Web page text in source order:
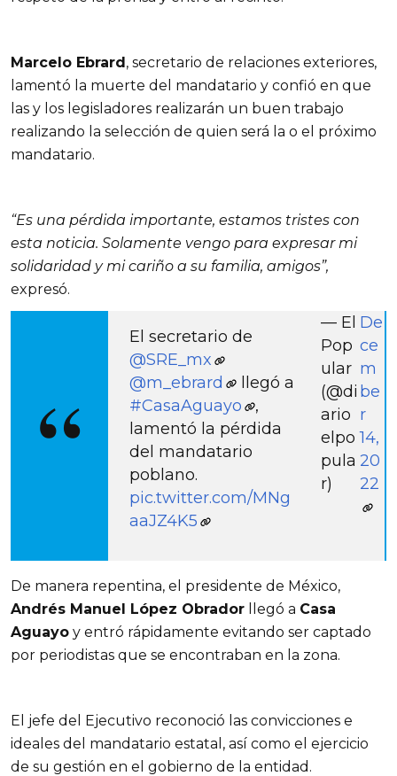
Marcelo Ebrard, secretario de relaciones exteriores,
lamentó la muerte del mandatario y confió en que
las y los legisladores realizarán un buen trabajo
realizando la selección de quien será la o el próximo
mandatario.
“Es una pérdida importante, estamos tristes con
esta noticia. Solamente vengo para expresar mi
solidaridad y mi cariño a su familia, amigos”,
expresó.
El secretario de
@SRE_mx
@m_ebrard
llegó a
#CasaAguayo
,
lamentó la pérdida
del mandatario
poblano.
pic.twitter.com/MNg
aaJZ4K5
— El
Pop
ular
(@di
ario
elpo
pula
r)
De
ce
m
be
r
14,
20
22
De manera repentina, el presidente de México,
Andrés Manuel López Obrador llegó a Casa
Aguayo y entró rápidamente evitando ser captado
por periodistas que se encontraban en la zona.
El jefe del Ejecutivo reconoció las convicciones e
ideales del mandatario estatal, así como el ejercicio
de su gestión en el gobierno de la entidad.